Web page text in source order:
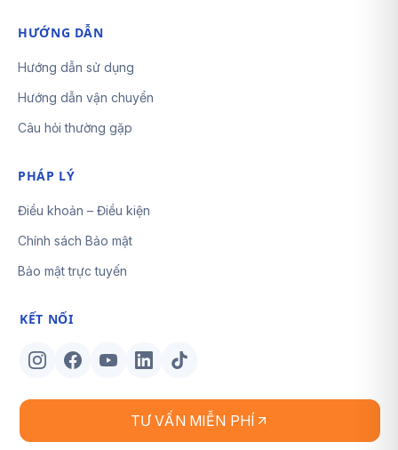
HƯỚNG DẪN
Hướng dẫn sử dụng
Hướng dẫn vận chuyển
Câu hỏi thường gặp
PHÁP LÝ
Điều khoản – Điều kiện
Chính sách Bảo mật
Bảo mật trực tuyến
KẾT NỐI
TƯ VẤN MIỄN PHÍ